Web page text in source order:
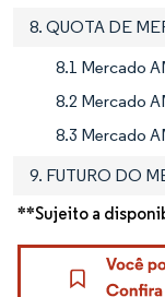
8. QUOTA DE
8.1 Mercado
8.2 Mercado
8.3 Mercado
9. FUTURO DO
**Sujeito a